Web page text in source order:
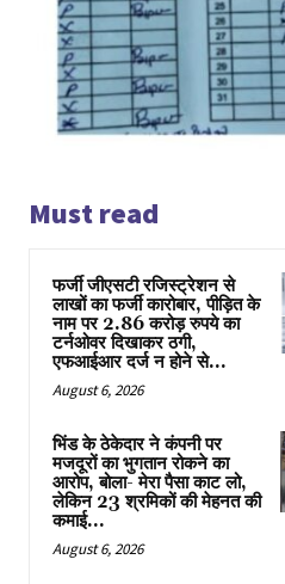
Must read
फर्जी जीएसटी रजिस्ट्रेशन से
लाखों का फर्जी कारोबार, पीड़ित के
नाम पर 2.86 करोड़ रुपये का
टर्नओवर दिखाकर ठगी,
एफआईआर दर्ज न होने से...
August 6, 2026
भिंड के ठेकेदार ने कंपनी पर
मजदूरों का भुगतान रोकने का
आरोप, बोला- मेरा पैसा काट लो,
लेकिन 23 श्रमिकों की मेहनत की
कमाई...
August 6, 2026